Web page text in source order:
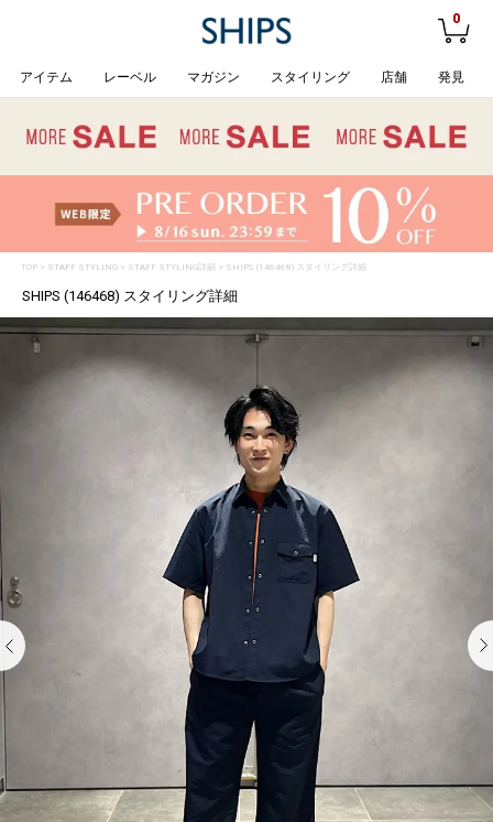
0
アイテム レーベル マガジン スタイリング 店舗 発見
TOP> STAFF STYLING> STAFF STYLING詳細 > SHIPS (146468) スタイリング詳細
SHIPS (146468) スタイリング詳細